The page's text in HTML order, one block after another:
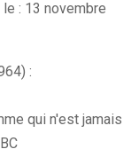
: 13 novembre
:
qui n'est jamais